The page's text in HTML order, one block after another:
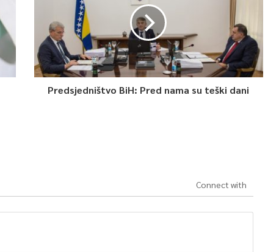
Predsjedništvo BiH: Pred nama su teški dani
Connect with